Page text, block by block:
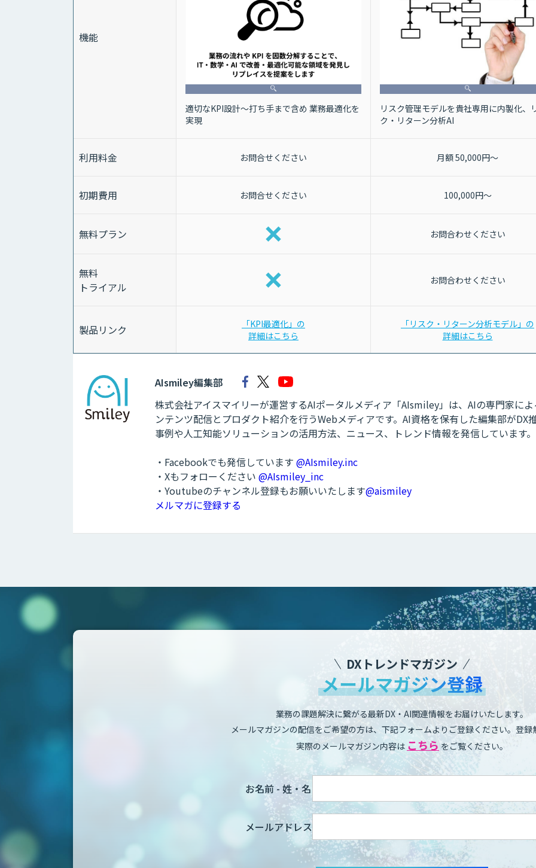
機能
適切なKPI設計～打ち手まで含め 業務最適化を
実現
リスク管理モデルを貴社専用に内製化、
ク・リターン分析AI
利用料金 お問合せください 月額 50,000円～
初期費用 お問合せください 100,000円～
無料プラン お問合わせください
無料
トライアル
お問合わせください
製品リンク
「KPI最適化」の
詳細はこちら
「リスク・リターン分析モデル」の
詳細はこちら
AIsmiley編集部
株式会社アイスマイリーが運営するAIポータルメディア「AIsmiley」は、AIの専門家に
ンテンツ配信とプロダクト紹介を行うWebメディアです。AI資格を保有した編集部がDX
事例や人工知能ソリューションの活用方法、ニュース、トレンド情報を発信しています。
・Facebookでも発信しています @AIsmiley.inc
・Xもフォローください @AIsmiley_inc
・Youtubeのチャンネル登録もお願いいたします@aismiley
メルマガに登録する
DXトレンドマガジン
メールマガジン登録
業務の課題解決に繋がる最新DX・AI関連情報をお届けいたします。
メールマガジンの配信をご希望の方は、下記フォームよりご登録ください。登録
実際のメールマガジン内容は こちら をご覧ください。
お名前 - 姓・名
メールアドレス